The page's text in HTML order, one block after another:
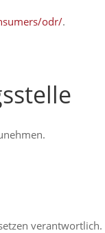
odr/.